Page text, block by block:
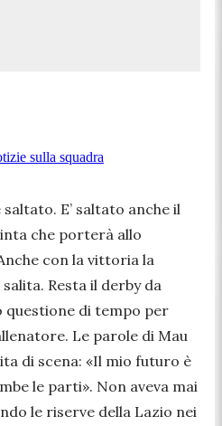
sulla squadra
E’ saltato anche il
che porterà allo
con la vittoria la
Resta il derby da
questione di tempo per
Le parole di Mau
di scena: «Il mio futuro è
le parti». Non aveva mai
le riserve della Lazio nei